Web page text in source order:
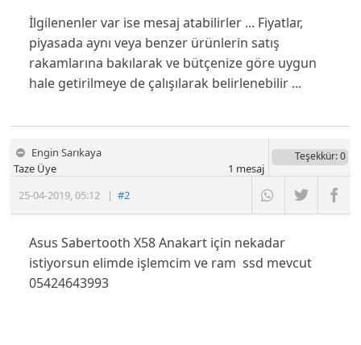
İlgilenenler var ise mesaj atabilirler ... Fiyatlar,
piyasada aynı veya benzer ürünlerin satış
rakamlarına bakılarak ve bütçenize göre uygun
hale getirilmeye de çalışılarak belirlenebilir ...
Engin Sarıkaya
25-04-2019,05:12 |#2
Taze Üye
Teşekkür: 0
1 mesaj
Asus Sabertooth X58 Anakart için nekadar
istiyorsun elimde işlemcim ve ram ssd mevcut
05424643993